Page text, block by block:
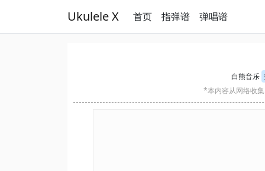
Ukulele X 首页 指弹谱 弹唱谱
白熊音乐
*本内容从网络收